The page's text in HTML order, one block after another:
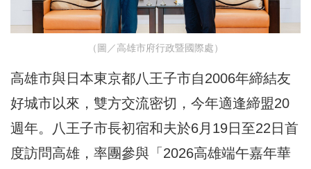
（圖／高雄市府行政暨國際處）
高雄市與日本東京都八王子市自2006年締結友
好城市以來，雙方交流密切，今年適逢締盟20
週年。八王子市長初宿和夫於6月19日至22日首
度訪問高雄，率團參與「2026高雄端午嘉年華